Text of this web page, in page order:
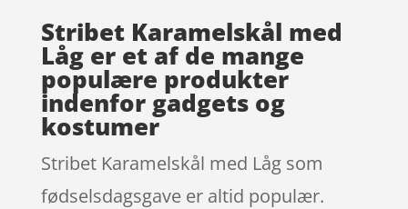
Stribet Karamelskål med
Låg er et af de mange
populære produkter
indenfor gadgets og
kostumer
Stribet Karamelskål med Låg som
fødselsdagsgave er altid populær.